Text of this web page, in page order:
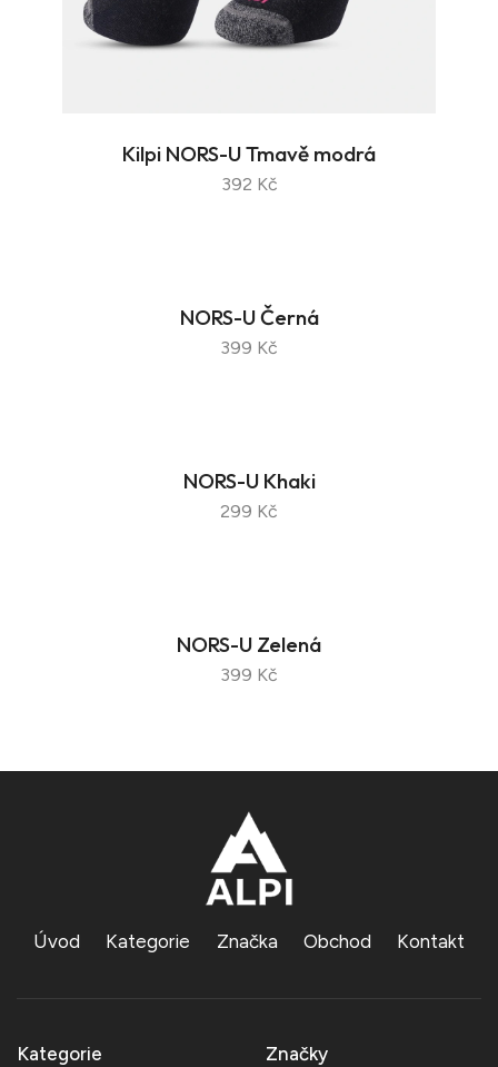
Kilpi NORS-U Tmavě modrá
392 Kč
NORS-U Černá
399 Kč
NORS-U Khaki
299 Kč
NORS-U Zelená
399 Kč
Úvod Kategorie Značka Obchod Kontakt
Kategorie Značky